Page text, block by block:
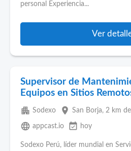
personal Experiencia...
Ver
Supervisor de
Equipos en Sitios
apartment Sodexo place San Borja, 2 km
language appcast.io event_available hoy
Sodexo Perú, líder mundial en